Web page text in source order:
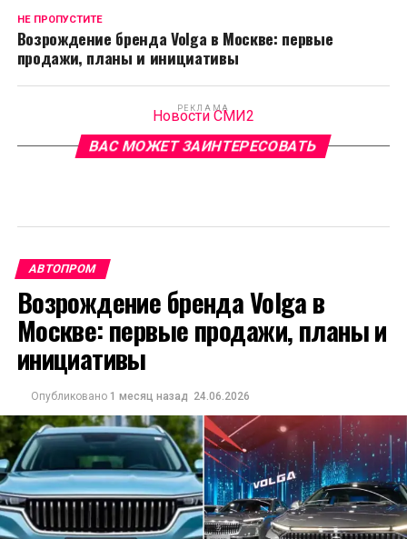
НЕ ПРОПУСТИТЕ
Возрождение бренда Volga в Москве: первые
продажи, планы и инициативы
РЕКЛАМА
Новости СМИ2
ВАС МОЖЕТ ЗАИНТЕРЕСОВАТЬ
АВТОПРОМ
Возрождение бренда Volga в
Москве: первые продажи, планы и
инициативы
Опубликовано 1 месяц назад 24.06.2026